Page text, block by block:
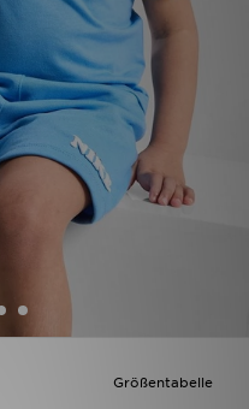
Größentabelle